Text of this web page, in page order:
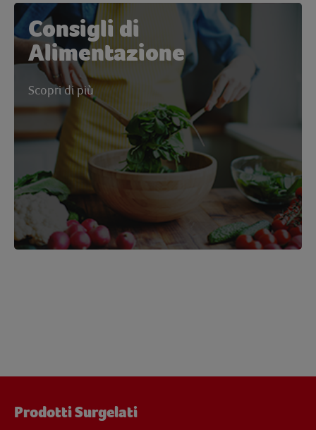
Consigli di
Alimentazione
Scopri di più
Prodotti Surgelati